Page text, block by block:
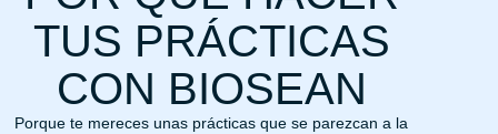
TUS PRÁCTICAS
CON BIOSEAN
Porque te mereces unas prácticas que se parezcan a la